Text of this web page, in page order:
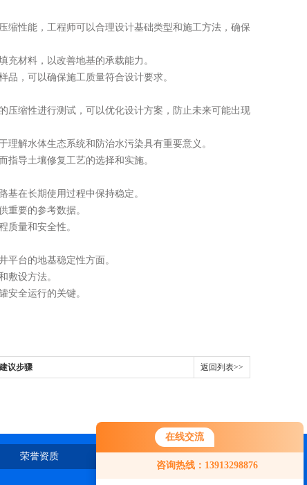
在线交流
咨询热线：13913298876
性能，工程师可以合理设计基础类型和施工方法，确保
材料，以改善地基的承载能力。
，可以确保施工质量符合设计要求。
缩性进行测试，可以优化设计方案，防止未来可能出现
解水体生态系统和防治水污染具有重要意义。
导土壤修复工艺的选择和实施。
在长期使用过程中保持稳定。
要的参考数据。
量和安全性。
台的地基稳定性方面。
设方法。
全运行的关键。
议步骤 返回列表>>
荣誉资质